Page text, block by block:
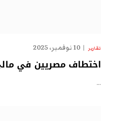
تقارير 10 نوفمبر، 2025
اختطاف مصريين في
…